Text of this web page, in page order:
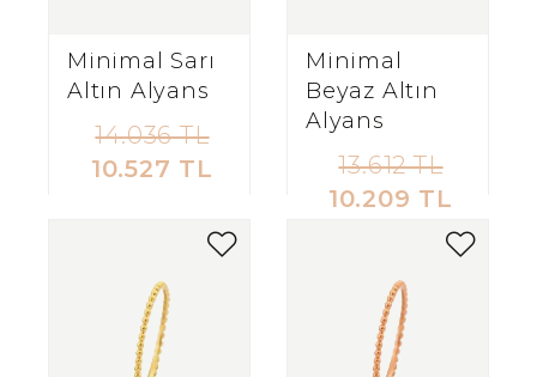
Minimal Sarı
Altın Alyans
14.036 TL
10.527 TL
Minimal
Beyaz Altın
Alyans
13.612 TL
10.209 TL